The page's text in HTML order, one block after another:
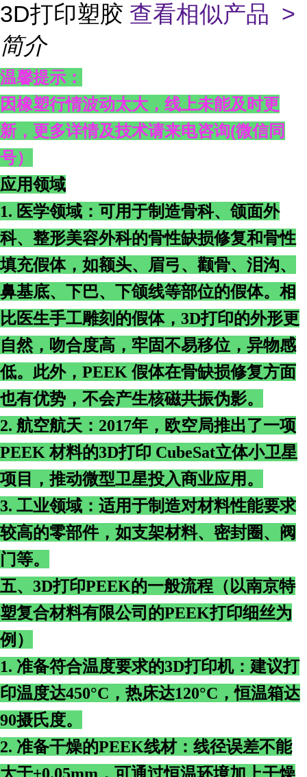
3D打印塑胶 查看相似产品 >
简介
温馨提示：
因橡塑行情波动太大，线上未能及时更
新，更多详情及技术请来电咨询(微信同
号）
应用领域
1. 医学领域：可用于制造骨科、颌面外
科、整形美容外科的骨性缺损修复和骨性
填充假体，如额头、眉弓、颧骨、泪沟、
鼻基底、下巴、下颌线等部位的假体。相
比医生手工雕刻的假体，3D打印的外形更
自然，吻合度高，牢固不易移位，异物感
低。此外，PEEK 假体在骨缺损修复方面
也有优势，不会产生核磁共振伪影。
2. 航空航天：2017年，欧空局推出了一项
PEEK 材料的3D打印 CubeSat立体小卫星
项目，推动微型卫星投入商业应用。
3. 工业领域：适用于制造对材料性能要求
较高的零部件，如支架材料、密封圈、阀
门等。
五、3D打印PEEK的一般流程（以南京特
塑复合材料有限公司的PEEK打印细丝为
例）
1. 准备符合温度要求的3D打印机：建议打
印温度达450°C，热床达120°C，恒温箱达
90摄氏度。
2. 准备干燥的PEEK线材：线径误差不能